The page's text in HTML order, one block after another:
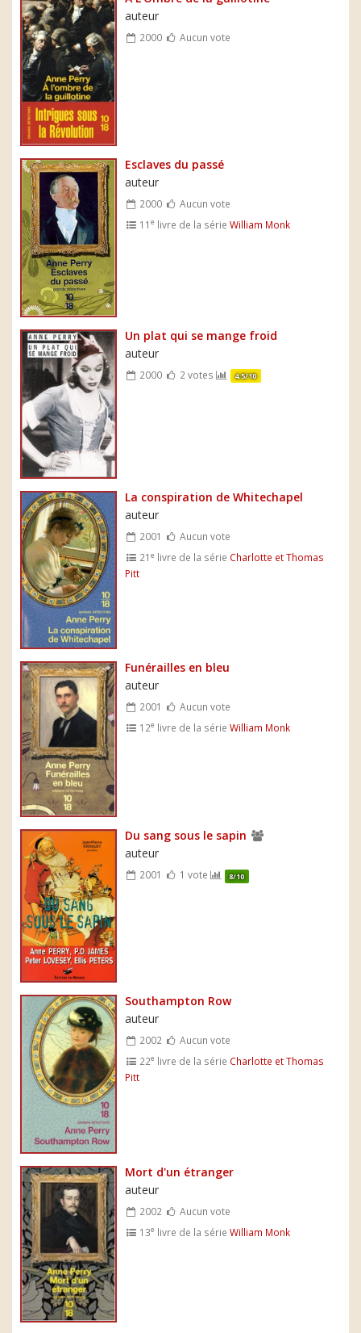
auteur
2000 Aucun vote
Esclaves du passé
auteur
2000
Aucun vote
11e livre de la sérieWilliam Monk
Un plat qui se mange froid
auteur
2000 2 votes 4.5/10
La conspiration de Whitechapel
auteur
2001
Aucun vote
21e livre de la série Charlotte et Thomas
Pitt
Funérailles en bleu
auteur
2001
Aucun vote
12e livre de la sérieWilliam Monk
Du sang sous le sapin
auteur
2001 1 vote 8/10
Southampton Row
auteur
2002
Aucun vote
22e livre de la série Charlotte et Thomas
Pitt
Mort d'un étranger
auteur
2002
Aucun vote
13e livre de la sérieWilliam Monk